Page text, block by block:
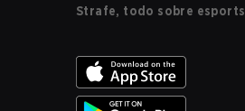
Strafe, todo sobre esports